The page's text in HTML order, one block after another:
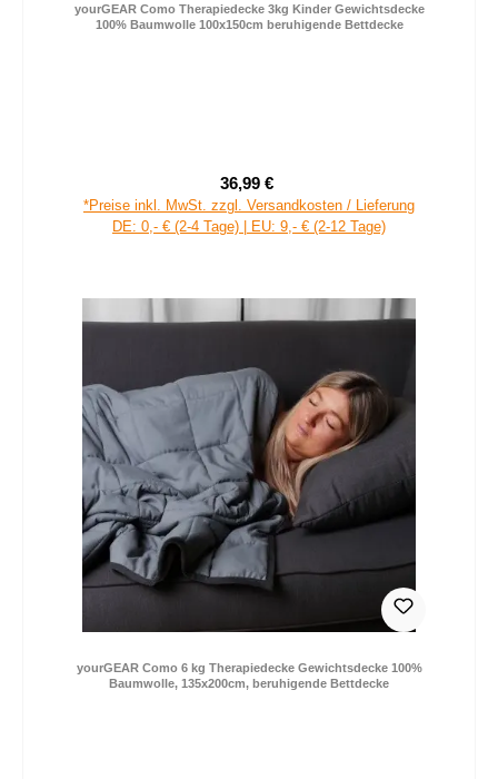
yourGEAR Como Therapiedecke 3kg Kinder Gewichtsdecke
100% Baumwolle 100x150cm beruhigende Bettdecke
Verkaufspreis:
36,99 €
*Preise inkl. MwSt. zzgl. Versandkosten / Lieferung
DE: 0,- € (2-4 Tage) | EU: 9,- € (2-12 Tage)
yourGEAR Como 6 kg Therapiedecke Gewichtsdecke 100%
Baumwolle, 135x200cm, beruhigende Bettdecke